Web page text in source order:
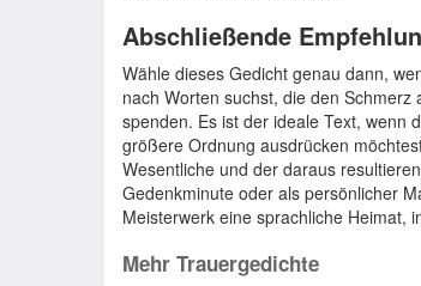
Abschließende
Wähle dieses Gedicht genau dann,
nach Worten suchst, die den
spenden. Es ist der ideale Text, wenn
größere Ordnung ausdrücken
Wesentliche und der daraus
Gedenkminute oder als persönlicher
Meisterwerk eine sprachliche Heimat,
Mehr Trauergedichte